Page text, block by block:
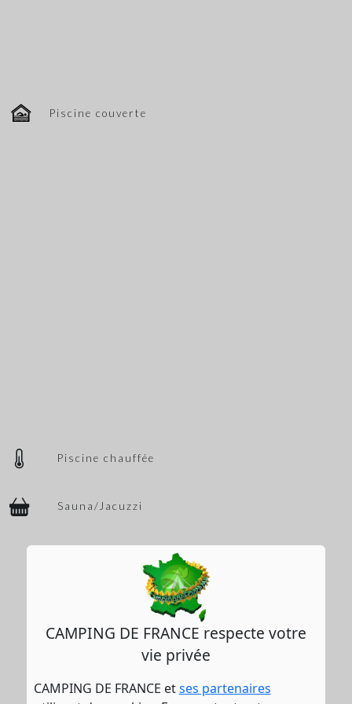
CAMPING DE FRANCE respecte votre
vie privée
CAMPING DE FRANCE etses partenaires
Piscine couverte
Piscine chauffée
Sauna/Jacuzzi